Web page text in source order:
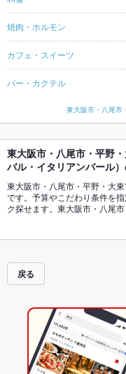
焼肉・ホルモン
カフェ・スイーツ
バー・カクテル
東大阪市・八尾市
東大阪市・八尾市・平野
バル・イタリアンバール
東大阪市・八尾市・平野・大
です。予算やこだわり条件を
ク探せます。東大阪市・八尾
す。ホットペッパーグルメな
ー生ハム、アヒージョ、パエ
も拡大中です。友達どうしの
ーにもお得に便利にホットペ
戻る